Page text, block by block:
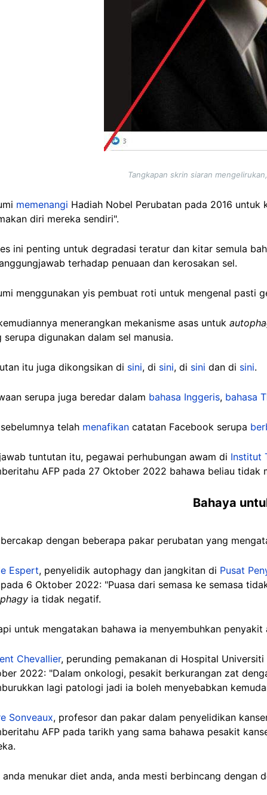
Tangkapan skrin siaran
memenangi Hadiah Nobel Perubatan pada 2016 untuk
diri mereka sendiri".
ini penting untuk degradasi teratur dan kitar semula
terhadap penuaan dan kerosakan sel.
menggunakan yis pembuat roti untuk mengenal pasti
menerangkan mekanisme asas untuk
serupa digunakan dalam sel manusia.
itu juga dikongsikan di sini, di sini, di sini dan di sini.
serupa juga beredar dalam bahasa Inggeris, bahasa
telah menafikan catatan Facebook serupa
tuntutan itu, pegawai perhubungan awam di Institut
AFP pada 27 Oktober 2022 bahawa beliau tidak
Bahaya
bercakap dengan beberapa pakar perubatan yang
Espert, penyelidik autophagy dan jangkitan di Pusat
pada 6 Oktober 2022: "Puasa dari semasa ke semasa
ia tidak negatif.
untuk mengatakan bahawa ia menyembuhkan penyakit
Chevallier, perunding pemakanan di Hospital
2022: "Dalam onkologi, pesakit berkurangan zat
lagi patologi jadi ia boleh menyebabkan
Sonveaux, profesor dan pakar dalam penyelidikan
AFP pada tarikh yang sama bahawa pesakit
anda menukar diet anda, anda mesti berbincang dengan